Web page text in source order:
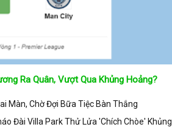
Ra Quân, Vượt Qua Khủng Hoảng?
Màn, Chờ Đợi Bữa Tiệc Bàn Thắng
Đài Villa Park Thử Lửa 'Chích Chòe' Khủng